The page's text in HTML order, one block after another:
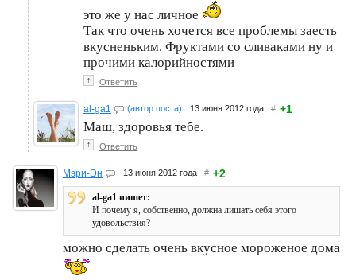
это же у нас личное
Так что очень хочется все проблемы заесть
вкусненьким. Фруктами со сливаками ну и
прочими калорийностями
↑ Ответить
al-ga1 (автор поста) 13 июня 2012 года # +1
Маш, здоровья тебе.
↑ Ответить
Мэри-Эн 13 июня 2012 года # +2
al-ga1 пишет:
И почему я, собственно, должна лишать себя этого
удовольствия?
можно сделать очень вкусное мороженое дома